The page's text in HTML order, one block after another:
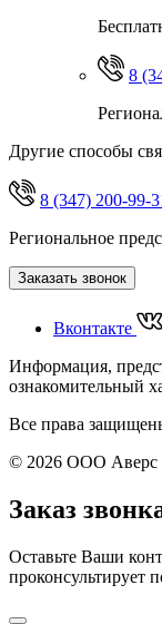
8
Другие способы
8 (347) 200-99-
Региональное
Заказать звонок
Вконтакте
Информация,
ознакомительный
Все права
© 2026 ООО Аверс
Заказ
Оставьте Ваши
проконсультирует